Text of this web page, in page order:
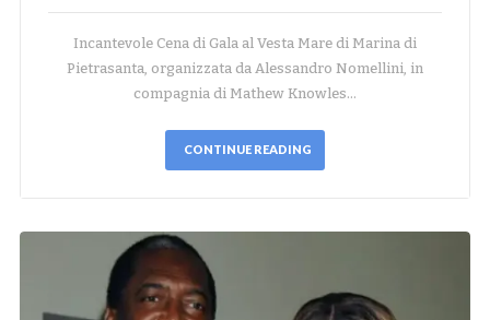
Incantevole Cena di Gala al Vesta Mare di Marina di
Pietrasanta, organizzata da Alessandro Nomellini, in
compagnia di Mathew Knowles…
CONTINUE READING